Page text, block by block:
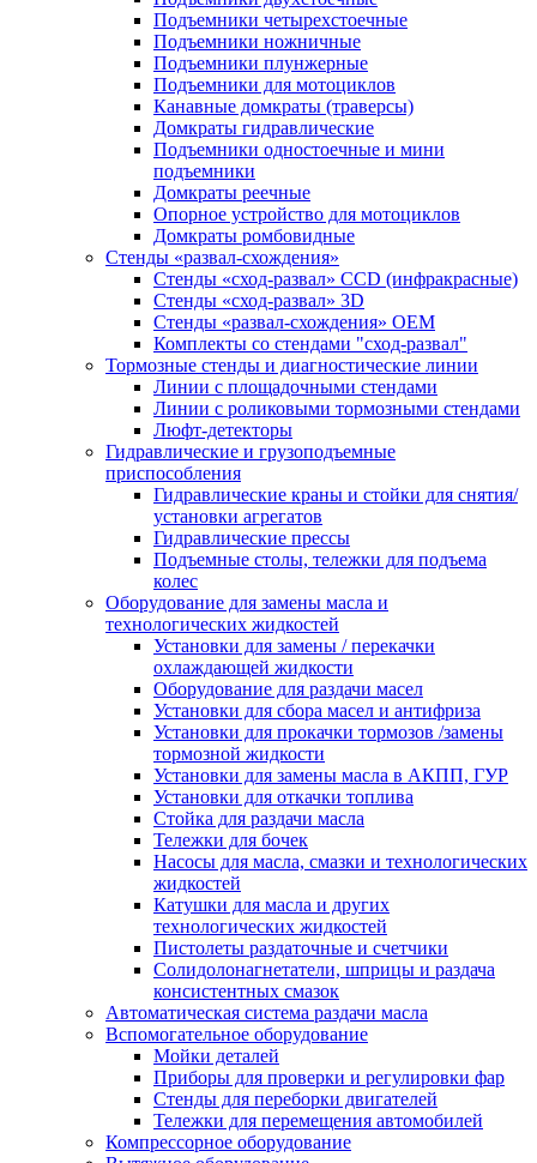
Подъемники четырехстоечные
Подъемники ножничные
Подъемники плунжерные
Подъемники для мотоциклов
Канавные домкраты (траверсы)
Домкраты гидравлические
Подъемники одностоечные и мини
подъемники
Домкраты реечные
Опорное устройство для мотоциклов
Домкраты ромбовидные
Стенды «развал-схождения»
Стенды «сход-развал» CCD (инфракрасные)
Стенды «сход-развал» 3D
Стенды «развал-схождения» ОЕМ
Комплекты со стендами "сход-развал"
Тормозные стенды и диагностические линии
Линии с площадочными стендами
Линии с роликовыми тормозными стендами
Люфт-детекторы
Гидравлические и грузоподъемные
приспособления
Гидравлические краны и стойки для снятия/
установки агрегатов
Гидравлические прессы
Подъемные столы, тележки для подъема
колес
Оборудование для замены масла и
технологических жидкостей
Установки для замены / перекачки
охлаждающей жидкости
Оборудование для раздачи масел
Установки для сбора масел и антифриза
Установки для прокачки тормозов /замены
тормозной жидкости
Установки для замены масла в АКПП, ГУР
Установки для откачки топлива
Стойка для раздачи масла
Тележки для бочек
Насосы для масла, смазки и технологических
жидкостей
Катушки для масла и других
технологических жидкостей
Пистолеты раздаточные и счетчики
Солидолонагнетатели, шприцы и раздача
консистентных смазок
Автоматическая система раздачи масла
Вспомогательное оборудование
Мойки деталей
Приборы для проверки и регулировки фар
Стенды для переборки двигателей
Тележки для перемещения автомобилей
Компрессорное оборудование